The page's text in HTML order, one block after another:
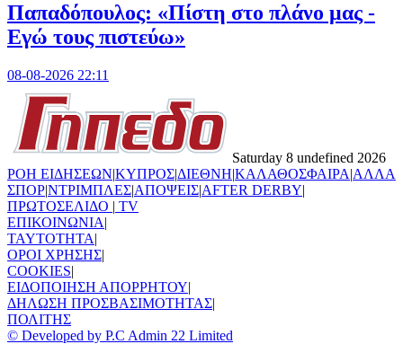
Παπαδόπουλος: «Πίστη στο πλάνο μας -
Εγώ τους πιστεύω»
08-08-2026 22:11
Saturday 8 undefined 2026
ΡΟΗ ΕΙΔΗΣΕΩΝ|ΚΥΠΡΟΣ|ΔΙΕΘΝΗ|ΚΑΛΑΘΟΣΦΑΙΡΑ|ΑΛΛΑ
ΣΠΟΡ|ΝΤΡΙΜΠΛΕΣ|ΑΠΟΨΕΙΣ|AFTER DERBY|
ΠΡΩΤΟΣΕΛΙΔΟ | TV
ΕΠΙΚΟΙΝΩΝΙΑ|
TAYTOTHTA|
ΟΡΟΙ ΧΡΗΣΗΣ|
COOKIES|
ΕΙΔΟΠΟΙΗΣΗ ΑΠΟΡΡΗΤΟΥ|
ΔΗΛΩΣΗ ΠΡΟΣΒΑΣΙΜΟΤΗΤΑΣ|
ΠΟΛΙΤΗΣ
© Developed by P.C Admin 22 Limited